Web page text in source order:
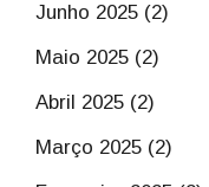
Junho 2025 (2)
Maio 2025 (2)
Abril 2025 (2)
Março 2025 (2)